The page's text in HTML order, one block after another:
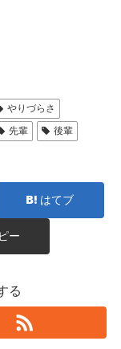
やりづらさ
先輩 後輩
はてブ
ー
る